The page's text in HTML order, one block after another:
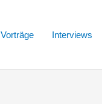
Vorträge Interviews